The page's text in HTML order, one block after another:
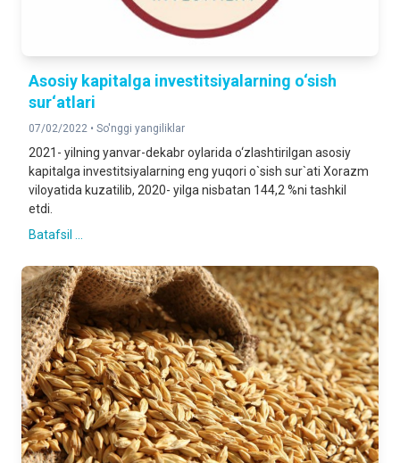
Asosiy kapitalga investitsiyalarning o‘sish
sur‘atlari
07/02/2022 • So'nggi yangiliklar
2021- yilning yanvar-dekabr oylarida o‘zlashtirilgan asosiy
kapitalga investitsiyalarning eng yuqori o`sish sur`ati Xorazm
viloyatida kuzatilib, 2020- yilga nisbatan 144,2 %ni tashkil
etdi.
Batafsil ...